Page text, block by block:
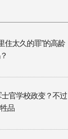
住太久的罪”的高龄
士官学校政变？不过
品